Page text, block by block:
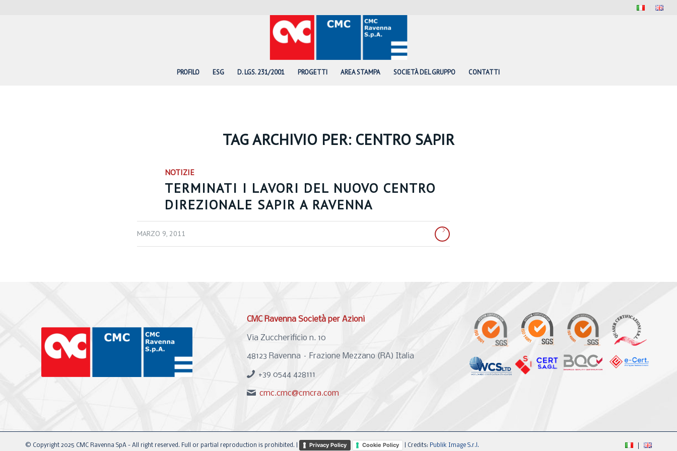
PROFILO ESG D. LGS. 231/2001 PROGETTI AREA STAMPA SOCIETÀ DEL GRUPPO CONTATTI
TAG ARCHIVIO PER: CENTRO SAPIR
NOTIZIE
TERMINATI I LAVORI DEL NUOVO CENTRO
DIREZIONALE SAPIR A RAVENNA
MARZO 9, 2011
CMC Ravenna Società per Azioni
Via Zuccherificio n. 10
48123 Ravenna – Frazione Mezzano (RA) Italia
+39 0544 428111
cmc.cmc@cmcra.com
© Copyright 2025 CMC Ravenna SpA - All right reserved. Full or partial reproduction is prohibited. | Privacy Policy Cookie Policy | Credits: Publik Image S.r.l.